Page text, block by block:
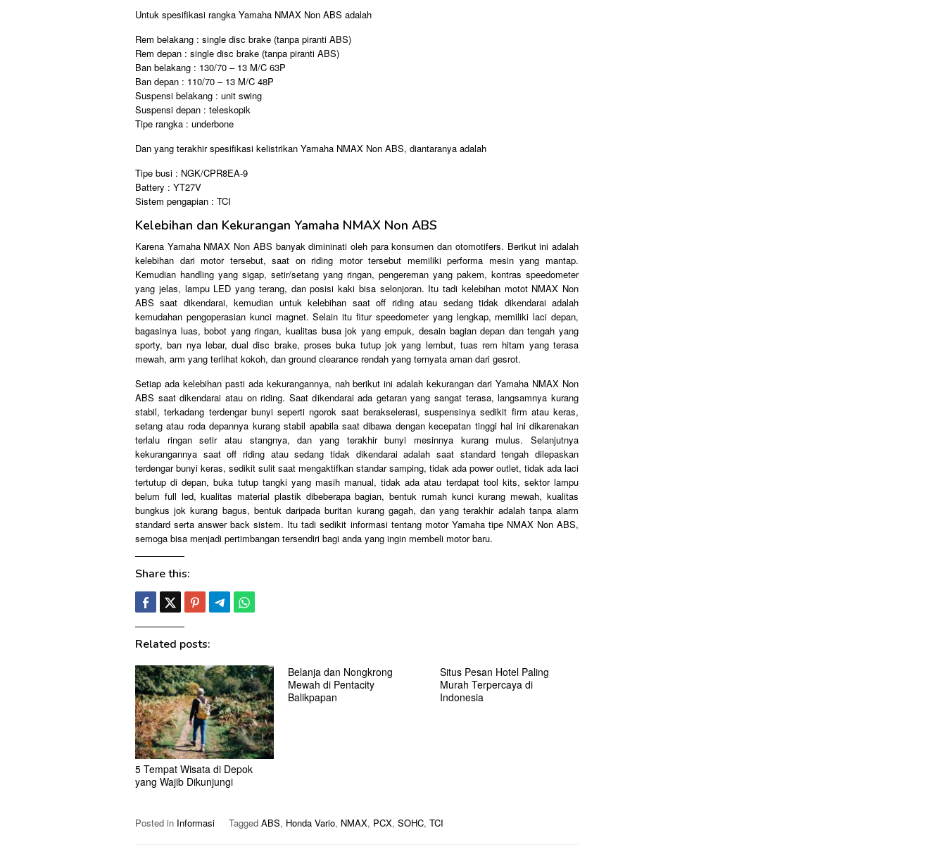
Untuk spesifikasi rangka Yamaha NMAX Non ABS adalah
Rem belakang : single disc brake (tanpa piranti ABS)
Rem depan : single disc brake (tanpa piranti ABS)
Ban belakang : 130/70 – 13 M/C 63P
Ban depan : 110/70 – 13 M/C 48P
Suspensi belakang : unit swing
Suspensi depan : teleskopik
Tipe rangka : underbone
Dan yang terakhir spesifikasi kelistrikan Yamaha NMAX Non ABS, diantaranya adalah
Tipe busi : NGK/CPR8EA-9
Battery : YT27V
Sistem pengapian : TCI
Kelebihan dan Kekurangan Yamaha NMAX Non ABS
Karena Yamaha NMAX Non ABS banyak dimininati oleh para konsumen dan otomotifers. Berikut ini adalah
kelebihan dari motor tersebut, saat on riding motor tersebut memiliki performa mesin yang mantap.
Kemudian handling yang sigap, setir/setang yang ringan, pengereman yang pakem, kontras speedometer
yang jelas, lampu LED yang terang, dan posisi kaki bisa selonjoran. Itu tadi kelebihan motot NMAX Non
ABS saat dikendarai, kemudian untuk kelebihan saat off riding atau sedang tidak dikendarai adalah
kemudahan pengoperasian kunci magnet. Selain itu fitur speedometer yang lengkap, memiliki laci depan,
bagasinya luas, bobot yang ringan, kualitas busa jok yang empuk, desain bagian depan dan tengah yang
sporty, ban nya lebar, dual disc brake, proses buka tutup jok yang lembut, tuas rem hitam yang terasa
mewah, arm yang terlihat kokoh, dan ground clearance rendah yang ternyata aman dari gesrot.
Setiap ada kelebihan pasti ada kekurangannya, nah berikut ini adalah kekurangan dari Yamaha NMAX Non
ABS saat dikendarai atau on riding. Saat dikendarai ada getaran yang sangat terasa, langsamnya kurang
stabil, terkadang terdengar bunyi seperti ngorok saat berakselerasi, suspensinya sedikit firm atau keras,
setang atau roda depannya kurang stabil apabila saat dibawa dengan kecepatan tinggi hal ini dikarenakan
terlalu ringan setir atau stangnya, dan yang terakhir bunyi mesinnya kurang mulus. Selanjutnya
kekurangannya saat off riding atau sedang tidak dikendarai adalah saat standard tengah dilepaskan
terdengar bunyi keras, sedikit sulit saat mengaktifkan standar samping, tidak ada power outlet, tidak ada laci
tertutup di depan, buka tutup tangki yang masih manual, tidak ada atau terdapat tool kits, sektor lampu
belum full led, kualitas material plastik dibeberapa bagian, bentuk rumah kunci kurang mewah, kualitas
bungkus jok kurang bagus, bentuk daripada buritan kurang gagah, dan yang terakhir adalah tanpa alarm
standard serta answer back sistem. Itu tadi sedikit informasi tentang motor Yamaha tipe NMAX Non ABS,
semoga bisa menjadi pertimbangan tersendiri bagi anda yang ingin membeli motor baru.
Share this:
Related posts:
5 Tempat Wisata di Depok
yang Wajib Dikunjungi
Belanja dan Nongkrong
Mewah di Pentacity
Balikpapan
Situs Pesan Hotel Paling
Murah Terpercaya di
Indonesia
Posted in Informasi Tagged ABS, Honda Vario, NMAX, PCX, SOHC, TCI